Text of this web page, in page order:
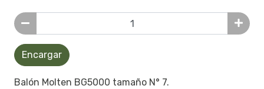
Encargar
Balón Molten BG5000 tamaño N° 7.